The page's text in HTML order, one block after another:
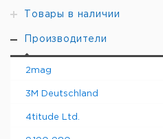
Товары в наличии
Производители
2mag
3M Deutschland
4titude Ltd.